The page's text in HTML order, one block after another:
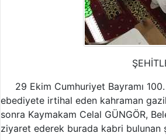
29 Ekim Cumhuriyet Bayramı 100.
ebediyete irtihal eden kahraman
sonra Kaymakam Celal GÜNGÖR,
ziyaret ederek burada kabri bulunan